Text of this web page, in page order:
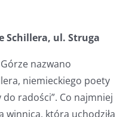
Schillera, ul. Struga
nazwano
niemieckiego poety
radości”. Co najmniej
winnica, która uchodziła